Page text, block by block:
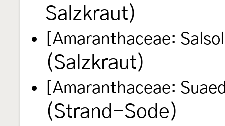
Salzkraut)
[Amaranthaceae:
(Salzkraut)
[Amaranthaceae:
(Strand-Sode)